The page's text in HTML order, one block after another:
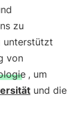
zu
unterstützt
von
, um
und die